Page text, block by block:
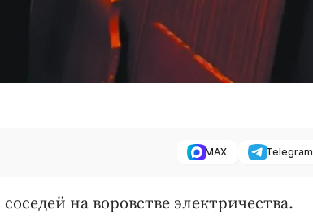
MAX Telegram
на воровстве электричества.